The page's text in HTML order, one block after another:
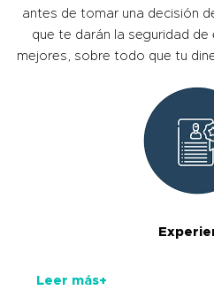
antes de tomar una decisión
que te darán la seguridad
mejores, sobre todo que tu
Leer más+